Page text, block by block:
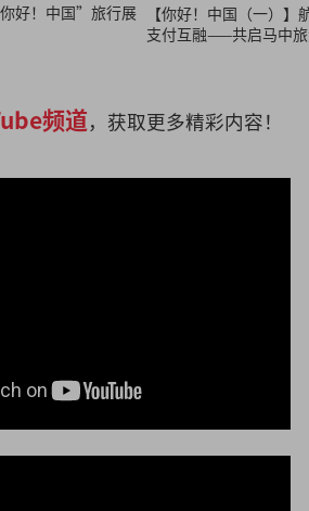
好！中国”旅行展
【你好！中国（一）
支付互融——共启马中
频道，获取更多精彩内容！